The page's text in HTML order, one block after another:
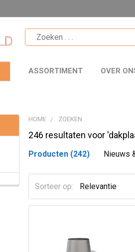
ASSORTIMENT OVER
HOME ZOEKEN
246 resultaten voor
Producten (242) Nieuws
Sorteer op: